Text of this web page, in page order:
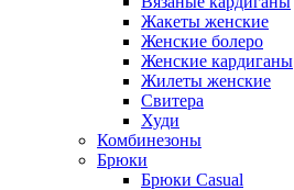
Жакеты женские
Женские болеро
Женские кардиганы
Жилеты женские
Свитера
Худи
Комбинезоны
Брюки
Брюки Casual